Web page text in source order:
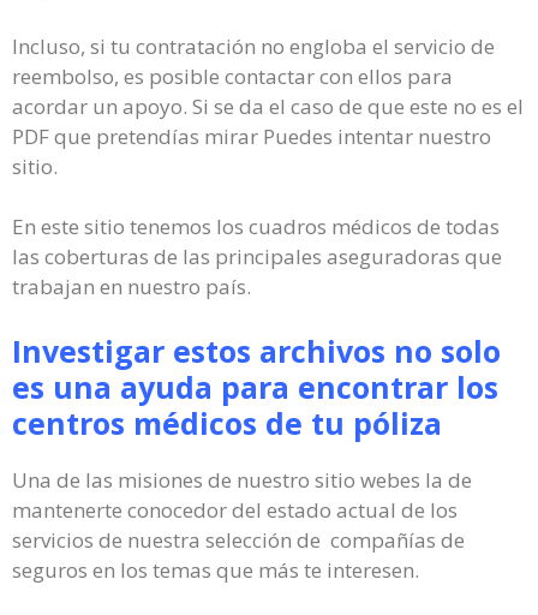
Incluso, si tu contratación no engloba el servicio de
reembolso, es posible contactar con ellos para
acordar un apoyo. Si se da el caso de que este no es el
PDF que pretendías mirar Puedes intentar nuestro
sitio.
En este sitio tenemos los cuadros médicos de todas
las coberturas de las principales aseguradoras que
trabajan en nuestro país.
Investigar estos archivos no solo
es una ayuda para encontrar los
centros médicos de tu póliza
Una de las misiones de nuestro sitio webes la de
mantenerte conocedor del estado actual de los
servicios de nuestra selección de compañías de
seguros en los temas que más te interesen.